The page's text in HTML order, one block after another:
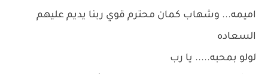
اميمه... وشهاب كمان محترم قوي ربنا يديم عليهم
السعاده
لولو بمحبه..... يا رب